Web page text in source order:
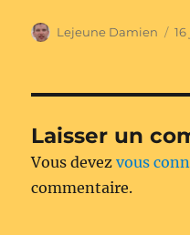
Auteur
Lejeune Damien
Laisser un
Vous devezvous
commentaire.